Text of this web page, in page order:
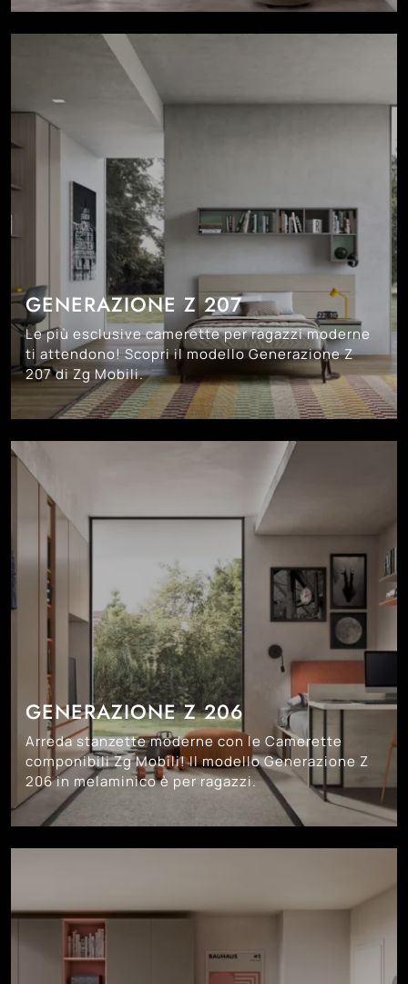
GENERAZIONE Z 207
Le più esclusive camerette per ragazzi moderne
ti attendono! Scopri il modello Generazione Z
207 di Zg Mobili.
GENERAZIONE Z 206
Arreda stanzette moderne con le Camerette
componibili Zg Mobili! Il modello Generazione Z
206 in melaminico è per ragazzi.